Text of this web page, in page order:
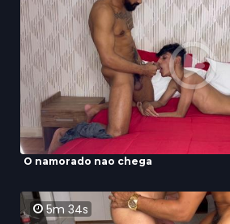
O namorado nao chega
5m 34s